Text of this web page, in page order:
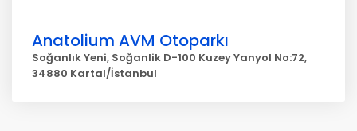
Anatolium AVM Otoparkı
Soğanlık Yeni, Soğanlik D-100 Kuzey Yanyol No:72,
34880 Kartal/İstanbul